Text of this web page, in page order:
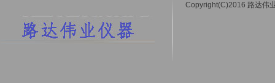
Copyright(C)2016 路达伟